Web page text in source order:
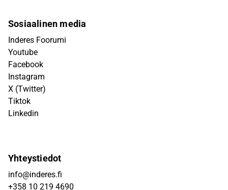
Sosiaalinen media
Inderes Foorumi
Youtube
Facebook
Instagram
X (Twitter)
Tiktok
Linkedin
Yhteystiedot
info@inderes.fi
+358 10 219 4690